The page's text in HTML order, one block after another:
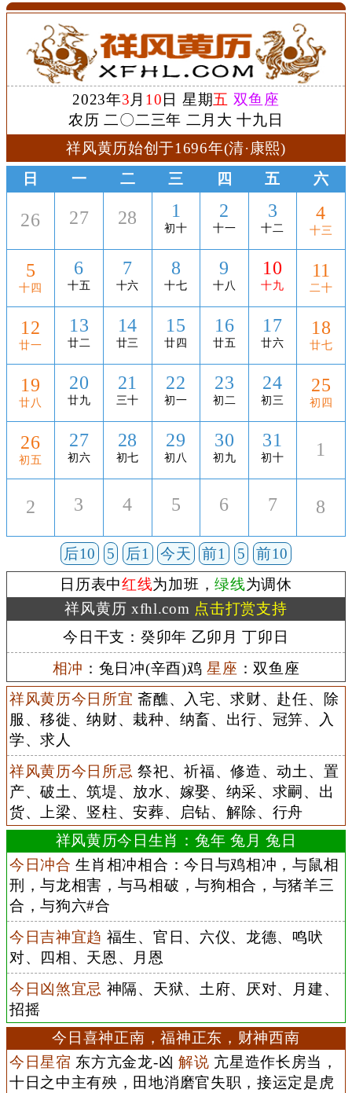
2023年3 月 10 日 星期五 双鱼座
农历 二〇二三年 二月大 十九日
祥风黄历始创于1696年(清·康熙)
日
一 二 三 四 五 六
26 27 28 1
初十
2
十一
3
十二
4
十三
5
十四
6
十五
7
十六
8
十七
9
十八
10
十九
11
二十
12
廿一
13
廿二
14
廿三
15
廿四
16
廿五
17
廿六
18
廿七
19
廿八
20
廿九
21
三十
22
初一
23
初二
24
初三
25
初四
26
初五
27
初六
28
初七
29
初八
30
初九
31
初十 1
2 3 4 5 6 7 8
后10 5 后1 今天 前1 5
前10
日历表中红线为加班，绿线为调休
祥风黄历 xfhl.com 点击打赏支持
今日干支：癸卯年 乙卯月 丁卯日
相冲 ：兔日冲(辛酉)鸡星座 ：双鱼座
祥风黄历今日所宜 斋醮、入宅、求财、赴任、除
服、移徙、纳财、栽种、纳畜、出行、冠笄、入
学、求人
祥风黄历今日所忌 祭祀、祈福、修造、动土、置
产、破土、筑堤、放水、嫁娶、纳采、求嗣、出
货、上梁、竖柱、安葬、启钻、解除、行舟
祥风黄历今日生肖：兔年 兔月 兔日
今日冲合 生肖相冲相合：今日与鸡相冲，与鼠相
刑，与龙相害，与马相破，与狗相合，与猪羊三
合，与狗六#合
今日吉神宜趋 福生、官日、六仪、龙德、鸣吠
对、四相、天恩、月恩
今日凶煞宜忌 神隔、天狱、土府、厌对、月建、
招摇
今日喜神正南，福神正东，财神西南
今日星宿 东方亢金龙-凶 解说 亢星造作长房当，
十日之中主有殃，田地消磨官失职，接运定是虎